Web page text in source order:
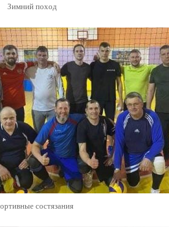
Зимний поход
состязания